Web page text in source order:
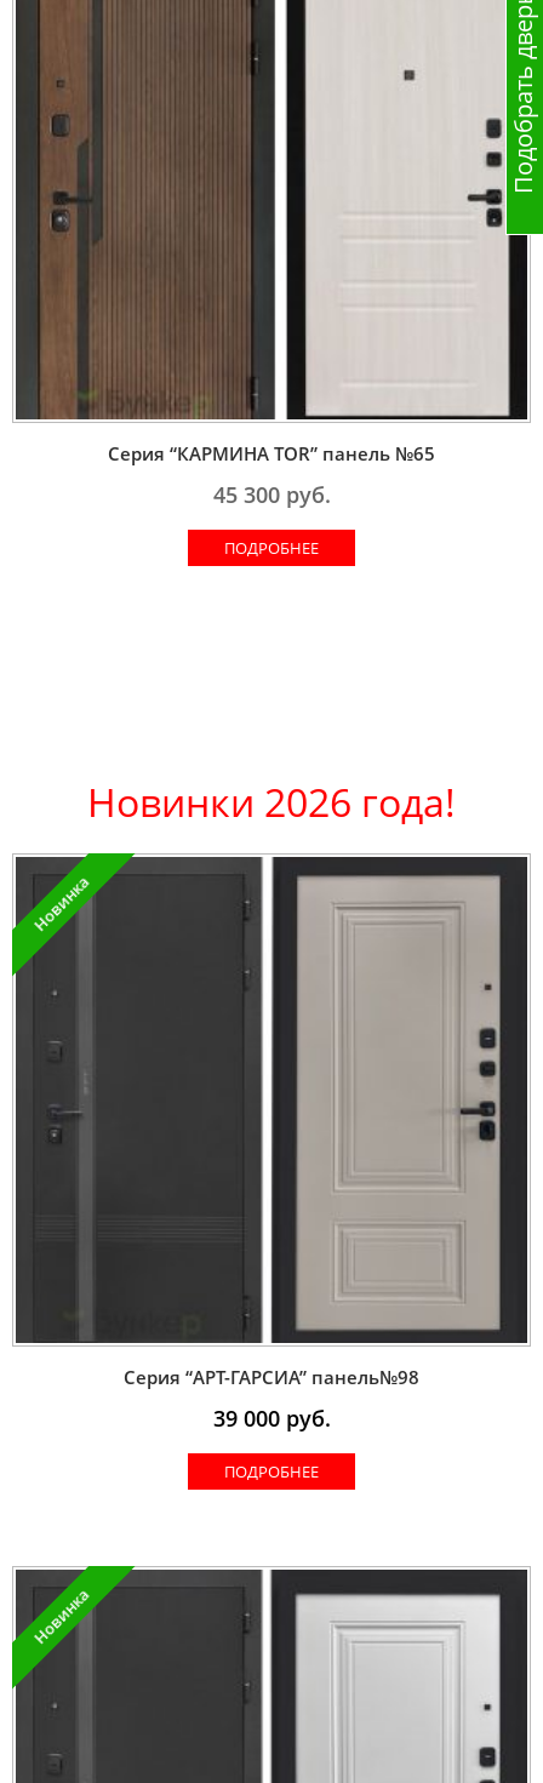
Серия “КАРМИНА TOR” панель №65
45 300руб.
ПОДРОБНЕЕ
Новинки 2026 года!
Новинка
Серия “AРT-ГАРСИА” панель№98
39 000руб.
ПОДРОБНЕЕ
Новинка
Подобрать дверь